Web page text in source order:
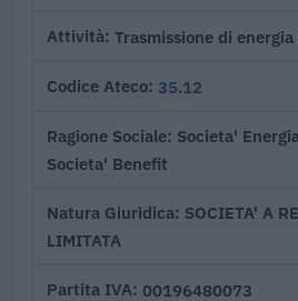
Attività Trasmissione di
Codice Ateco 35.12
Ragione Sociale Societa'
Societa' Benefit
Natura Giuridica SOCIETA' A
LIMITATA
Partita IVA 00196480073